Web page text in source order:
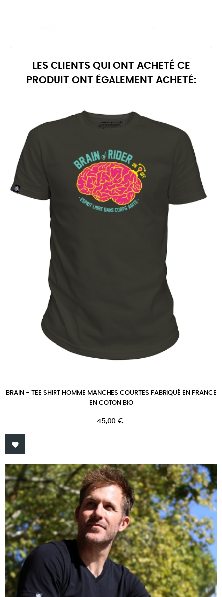
LES CLIENTS QUI ONT ACHETÉ CE
PRODUIT ONT ÉGALEMENT ACHETÉ:
BRAIN - TEE SHIRT HOMME MANCHES COURTES FABRIQUÉ EN FRANCE
EN COTON BIO
Prix
45,00 €
